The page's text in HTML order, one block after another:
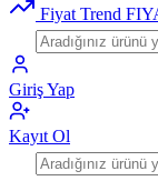
Fiyat Trend
Giriş Yap
Kayıt Ol